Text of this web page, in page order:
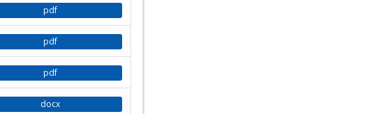
pdf
pdf
pdf
docx